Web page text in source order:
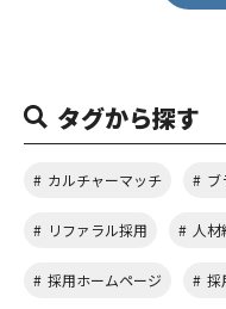
タグから探す
カルチャーマッチ ブ
リファラル採用 人材
採用ホームページ 採